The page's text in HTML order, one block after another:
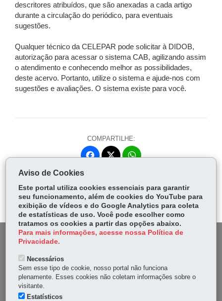
descritores atribuídos, que são anexadas a cada artigo
durante a circulação do periódico, para eventuais
sugestões.
Qualquer técnico da CELEPAR pode solicitar à DIDOB,
autorização para acessar o sistema CAB, agilizando assim
o atendimento e conhecendo melhor as possibilidades,
deste acervo. Portanto, utilize o sistema e ajude-nos com
sugestões e avaliações. O sistema existe para você.
COMPARTILHE:
Fa
ok
itt
er
W
Ap
p
DENUNCIE CORRUPÇÃO
OUVIDORIA
Aviso de Cookies
Este portal utiliza cookies essenciais para garantir
seu funcionamento, além de cookies do YouTube para
exibição de vídeos e do Google Analytics para coleta
de estatísticas de uso. Você pode escolher como
tratamos os cookies a partir das opções abaixo.
Para mais informações, acesse nossa Política de
Privacidade.
Necessários
Sem esse tipo de cookie, nosso portal não funciona
plenamente. Esses cookies não coletam informações sobre o
visitante.
Estatísticos